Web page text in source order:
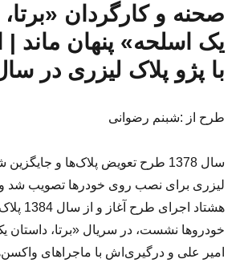
صحنه و کارگردان
یک اسلحه» پنهان ماند |
با پژو پلاک لیزری در سال
طرح از :شبنم رضوانی
سال 1378 طرح تعویض پلاک‌ها و
لیزری برای نصب روی خودرها تصویب شد و
هشتاد
خودروها نشست، در سریال «برتا، داستان
امیر علی و درگیری‌اش با ماجراهای